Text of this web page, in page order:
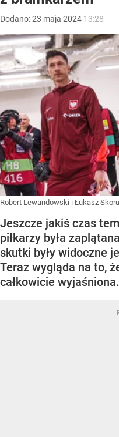
Dodano:23 maja 2024 13:28
Robert Lewandowski i Łukasz
Jeszcze jakiś czas
piłkarzy była
skutki były widoczne
Teraz wygląda na to,
całkowicie wyjaśniona.